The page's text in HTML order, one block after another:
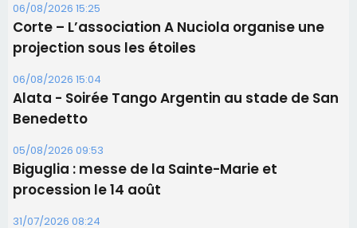
06/08/2026 15:25
Corte – L’association A Nuciola organise une
projection sous les étoiles
06/08/2026 15:04
Alata - Soirée Tango Argentin au stade de San
Benedetto
05/08/2026 09:53
Biguglia : messe de la Sainte-Marie et
procession le 14 août
31/07/2026 08:24